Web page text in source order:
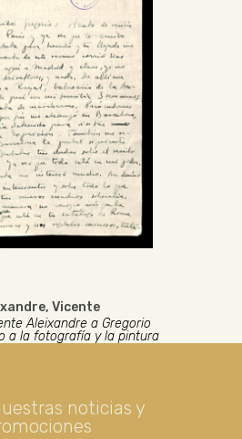
Vicente
Aleixandre a Gregorio
a la fotografía y la pintura
noticias y